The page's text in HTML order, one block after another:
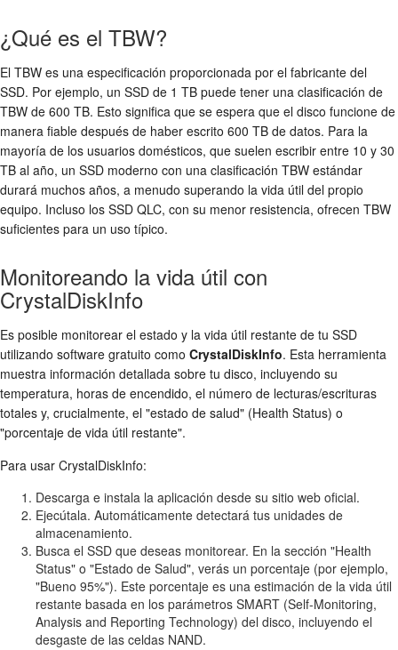
¿Qué es el TBW?
El TBW es una especificación proporcionada por el fabricante del
SSD. Por ejemplo, un SSD de 1 TB puede tener una clasificación de
TBW de 600 TB. Esto significa que se espera que el disco funcione de
manera fiable después de haber escrito 600 TB de datos. Para la
mayoría de los usuarios domésticos, que suelen escribir entre 10 y 30
TB al año, un SSD moderno con una clasificación TBW estándar
durará muchos años, a menudo superando la vida útil del propio
equipo. Incluso los SSD QLC, con su menor resistencia, ofrecen TBW
suficientes para un uso típico.
Monitoreando la vida útil con
CrystalDiskInfo
Es posible monitorear el estado y la vida útil restante de tu SSD
utilizando software gratuito como CrystalDiskInfo. Esta herramienta
muestra información detallada sobre tu disco, incluyendo su
temperatura, horas de encendido, el número de lecturas/escrituras
totales y, crucialmente, el "estado de salud" (Health Status) o
"porcentaje de vida útil restante".
Para usar CrystalDiskInfo:
Descarga e instala la aplicación desde su sitio web oficial.
Ejecútala. Automáticamente detectará tus unidades de
almacenamiento.
Busca el SSD que deseas monitorear. En la sección "Health
Status" o "Estado de Salud", verás un porcentaje (por ejemplo,
"Bueno 95%"). Este porcentaje es una estimación de la vida útil
restante basada en los parámetros SMART (Self-Monitoring,
Analysis and Reporting Technology) del disco, incluyendo el
desgaste de las celdas NAND.